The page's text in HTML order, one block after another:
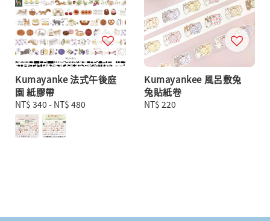
Kumayanke 法式午後庭
園 紙膠帶
Regular
price
NT$ 340 - NT$ 480
Kumayankee 風呂敷兔
兔貼紙卷
Regular
NT$ 220